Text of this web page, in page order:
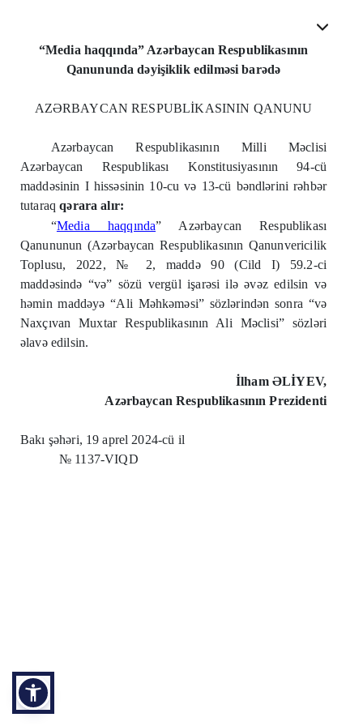
“Media haqqında” Azərbaycan Respublikasının
Qanununda dəyişiklik edilməsi barədə
AZƏRBAYCAN RESPUBLİKASININ QANUNU
Azərbaycan Respublikasının Milli Məclisi
Azərbaycan Respublikası Konstitusiyasının 94-cü
maddəsinin I hissəsinin 10-cu və 13-cü bəndlərini rəhbər
tutaraqqərara alır:
“Media haqqında” Azərbaycan Respublikası
Qanununun (Azərbaycan Respublikasının Qanunvericilik
Toplusu, 2022, № 2, maddə 90 (Cild I) 59.2-ci
maddəsində “və” sözü vergül işarəsi ilə əvəz edilsin və
həmin maddəyə “Ali Məhkəməsi” sözlərindən sonra “və
Naxçıvan Muxtar Respublikasının Ali Məclisi” sözləri
əlavə edilsin.
İlham ƏLİYEV,
Azərbaycan Respublikasının Prezidenti
Bakı şəhəri, 19 aprel 2024-cü il
№ 1137-VIQD